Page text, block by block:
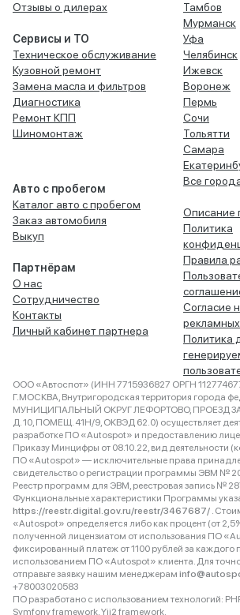
Отзывы о дилерах
Сервисы и ТО
Техническое обслуживание
Кузовной ремонт
Замена масла и фильтров
Диагностика
Ремонт КПП
Шиномонтаж
Авто с пробегом
Каталог авто с пробегом
Заказ автомобиля
Выкуп
Партнёрам
О нас
Сотрудничество
Контакты
Личный кабинет партнера
Тамбов
Мурманск
Уфа
Челябинск
Ижевск
Воронеж
Пермь
Сочи
Тольятти
Самара
Все
Описание
Политика
Правила
Согласие
Политика
ООО «Автоспот» (ИНН 7715936827 ОРГН
Г.МОСКВА, Внутригородская территория города
МУНИЦИПАЛЬНЫЙ ОКРУГ ЛЕФОРТОВО, ПРОЕЗД
Д. 10, ПОМЕЩ. 41Н/9, ОКВЭД 62.0) осуществляет
разработке ПО «Autospot» и предоставлению
Приказу Минцифры от 08.10.22, вид деятельности
ПО «Autospot» — исключительные права
свидетельство о регистрации программы ЭВМ №
Реестр программ для ЭВМ, реестровая запись №
Функциональные характеристики Программы
https://reestr.digital.gov.ru/reestr/3467687/ .
«Autospot» определяется либо как процент (от
полученной лицензиатом от использования ПО
фиксированный платеж от 1100 рублей за каждого
использованием ПО «Autospot» клиента. Для
отправьте заявку нашим менеджерам
+78003020583
ПО разработано с использованием технологий:
Symfony framework, Yii2 framework.